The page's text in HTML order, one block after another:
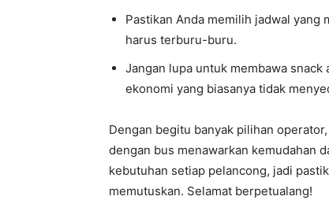
Pastikan Anda memilih jadwal
harus terburu-buru.
Jangan lupa untuk membawa
ekonomi yang biasanya tidak
Dengan begitu banyak pilihan
dengan bus menawarkan kemudahan
kebutuhan setiap pelancong, jadi
memutuskan. Selamat berpetualang!